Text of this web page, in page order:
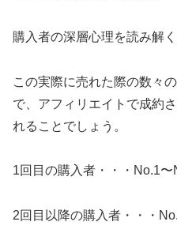
購入者の深層心理を読み解
この実際に売れた際の数々
で、アフィリエイトで成約
れることでしょう。
1回目の購入者・・・No.1
2回目以降の購入者・・・